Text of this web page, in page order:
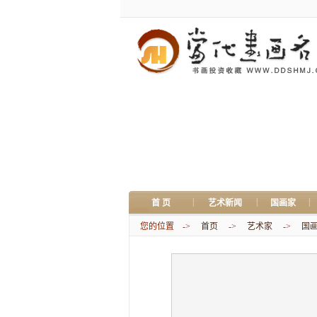
首 页 艺术新闻 国画家
您的位置 -> 首页 -> 艺术家 -> 国